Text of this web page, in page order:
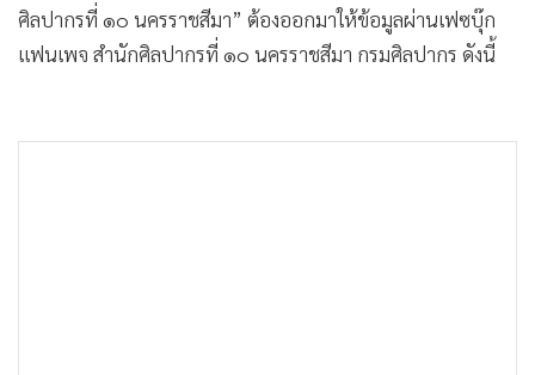
ศิลปากรที่ ๑๐ นครราชสีมา” ต้องออกมาให้ข้อมูลผ่านเฟซบุ๊ก
แฟนเพจ สำนักศิลปากรที่ ๑๐ นครราชสีมา กรมศิลปากร ดังนี้